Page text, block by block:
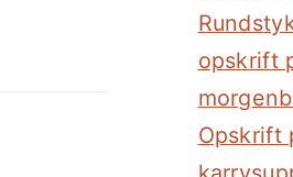
opskrift
Opskrift